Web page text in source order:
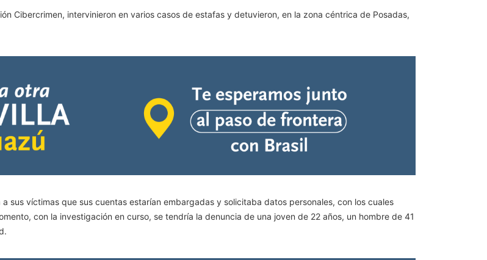
Cibercrimen, intervinieron en varios casos de estafas y detuvieron, en la zona céntrica de Posadas,
sus víctimas que sus cuentas estarían embargadas y solicitaba datos personales, con los cuales
con la investigación en curso, se tendría la denuncia de una joven de 22 años, un hombre de 41